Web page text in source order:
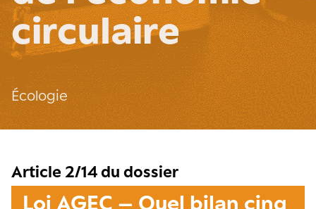
circulaire
Écologie
Article 2/14 du dossier
Loi AGEC – Quel bilan cinq